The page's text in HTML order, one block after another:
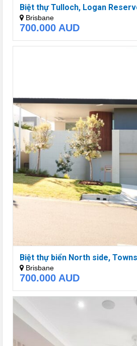
Biệt thự Tulloch, Logan
Brisbane
700.000 AUD
Biệt thự biển North side,
Brisbane
700.000 AUD